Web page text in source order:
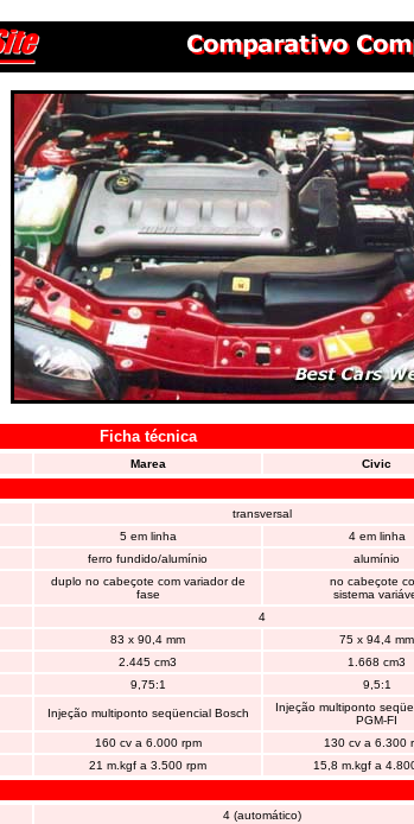
Ficha técnica
Marea
Civic
transversal
5 em linha
4 em linha
ferro fundido/alumínio alumínio
duplo no cabeçote com variador de
fase
no cabeçote
sistema
4
83 x 90,4 mm
75 x 94,4 mm
2.445 cm3
1.668 cm3
9,75:1 9,5:1
Injeção multiponto seqüencial Bosch
Injeção multiponto
PGM-FI
160 cv a 6.000 rpm
130 cv a 6.300
21 m.kgf a 3.500 rpm
15,8 m.kgf a
4 (automático)